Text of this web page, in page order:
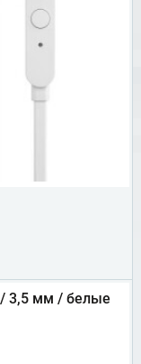
3,5 мм / белые